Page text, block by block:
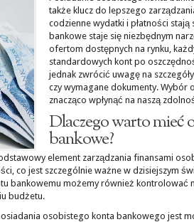
także klucz do lepszego
codzienne wydatki i płatności
bankowe staje się niezbędnym
ofertom dostępnych na rynku,
standardowych kont po
jednak zwrócić uwagę na
czy wymagane dokumenty.
znacząco wpłynąć na naszą
Dlaczego warto mieć
bankowe?
element zarządzania finansami
co jest szczególnie ważne w dzisiejszym
bankowemu możemy również kontrolować
budżetu.
osobistego konta bankowego jest